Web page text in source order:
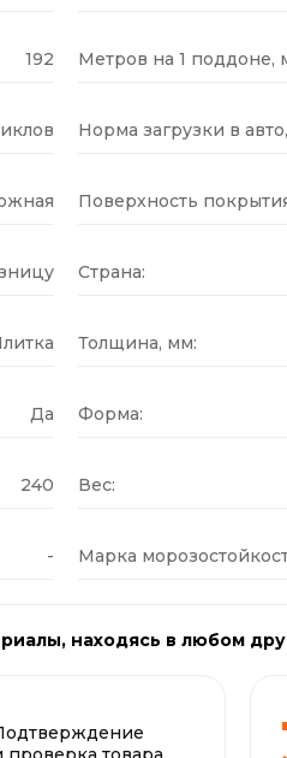
192 Метров на 1 поддоне,
Норма загрузки в
Поверхность
Страна:
Толщина, мм:
Да Форма:
240 Вес:
- Марка
находясь в любом